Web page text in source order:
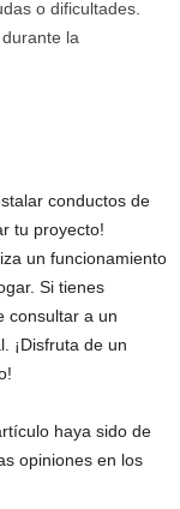
o dificultades.
la
conductos de
tu proyecto!
un funcionamiento
Si tienes
consultar a un
¡Disfruta de un
haya sido de
opiniones en los